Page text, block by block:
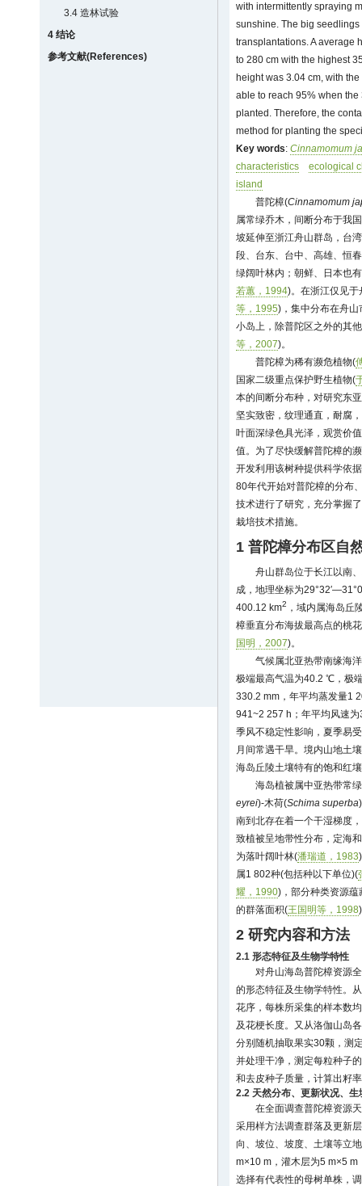
3.4 造林试验
4 结论
参考文献(References)
with intermittently spraying
sunshine. The big
transplantations. A average
to 280 cm with the highest
height was 3.04 cm, with
able to reach 95% when
planted. Therefore, the
method for planting the
Key words: Cinnamomum
characteristics
ecological
island
普陀樟(Cinnamomum
属常绿乔木，间断分布于我
坡延伸至浙江舟山群岛，台
段、台东、台中、高雄、恒
绿阔叶林内；朝鲜、日本也
若蕙，1994)。在浙江仅见于
等，1995)，集中分布在舟
小岛上，除普陀区之外的其
等，2007)。
普陀樟为稀有濒危植物(
国家二级重点保护野生植物(
本的间断分布种，对研究东
坚实致密，纹理通直，耐腐
叶面深绿色具光泽，观赏价
值。为了尽快缓解普陀樟的
开发利用该树种提供科学依
80年代开始对普陀樟的分布
技术进行了研究，充分掌握
栽培技术措施。
1 普陀樟分布区自
舟山群岛位于长江以南
成，地理坐标为
400.12 km2 ，域内属海岛丘
樟垂直分布海拔最高点的桃
国明，2007)。
气候属北亚热带南缘海
极端最高气温为40.2 ℃，极
330.2 mm，年平均蒸发量1
941~2 257 h；年平均风速为
季风不稳定性影响，夏季易
月间常遇干旱。境内山地土
海岛丘陵土壤特有的饱和红
海岛植被属中亚热带常
eyrei)-木荷(Schima superba
南到北存在着一个干湿梯度
致植被呈地带性分布，定海
为落叶阔叶林(潘瑞道，1983
属1 802种(包括种以下单位)(
耀，1990)，部分种类资源
的群落面积(王国明等，1998
2 研究内容和方法
2.1 形态特征及生物学特性
对舟山海岛普陀樟资源
的形态特征及生物学特性。
花序，每株所采集的样本数
及花梗长度。又从洛伽山岛
分别随机抽取果实30颗，测
并处理干净，测定每粒种子
和去皮种子质量，计算出籽
2.2 天然分布、更新状况、生
在全面调查普陀樟资源
采用样方法调查群落及更新
向、坡位、坡度、土壤等立
m×10 m，灌木层为5 m×5
选择有代表性的母树单株，